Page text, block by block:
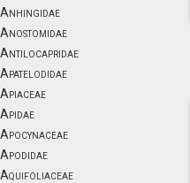
Anhingidae
Anostomidae
Antilocapridae
Apatelodidae
Apiaceae
Apidae
Apocynaceae
Apodidae
Aquifoliaceae